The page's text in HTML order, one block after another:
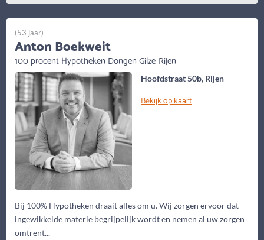
Hoofdstraat 50b, Rijen
Bekijk op kaart
Bij 100% Hypotheken draait alles om u. Wij zorgen ervoor dat
ingewikkelde materie begrijpelijk wordt en nemen al uw zorgen
omtrent...
(53 jaar)
Anton Boekweit
100 procent Hypotheken Dongen Gilze-Rijen